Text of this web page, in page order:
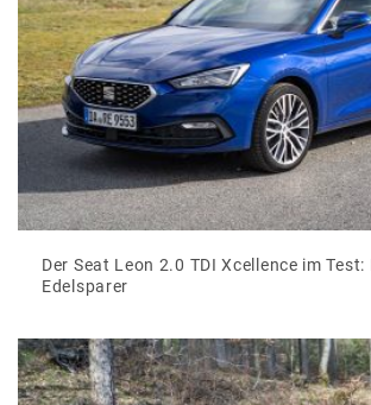
Der Seat Leon 2.0 TDI Xcellence im
Edelsparer